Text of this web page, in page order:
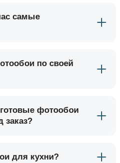
самые
по своей
фотообои
заказ?
для кухни?